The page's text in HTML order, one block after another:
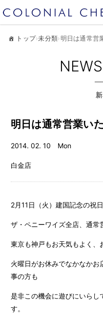
トップ›未分類›明日は通常営
明日は通常営業い
2014. 02. 10 Mon
白金店
2月11日（火）建国記念の祝日
ザ・ペニーワイズ全店、通常
東京も神戸もお天気もよく、
火曜日がお休みでなかなか
事の方も
是非この機会に遊びにいら
す。